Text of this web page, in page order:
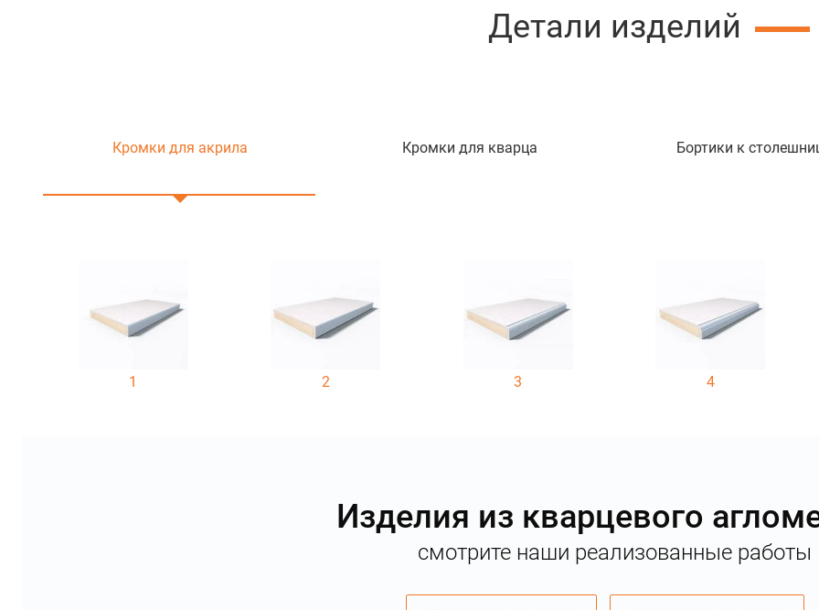
Детали изделий
Кромки для акрила Кромки для кварца Бортики к
1 2 3 4
Изделия из кварцевого
смотрите наши реализованные работы